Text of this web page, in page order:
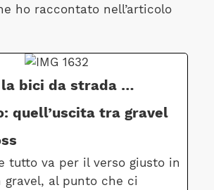
ho raccontato nell’articolo
bici da strada …
quell’uscita tra gravel
tutto va per il verso giusto in
gravel, al punto che ci